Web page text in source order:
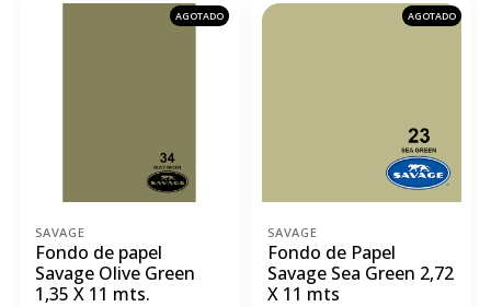
AGOTADO
SAVAGE
Fondo de papel
Savage Olive Green
1,35 X 11 mts.
AGOTADO
SAVAGE
Fondo de Papel
Savage Sea Green 2,72
X 11 mts